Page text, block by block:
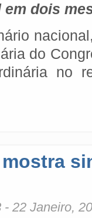
em dois
do
no
- 22 Janeiro,